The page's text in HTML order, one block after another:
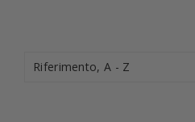
Riferimento, A - Z